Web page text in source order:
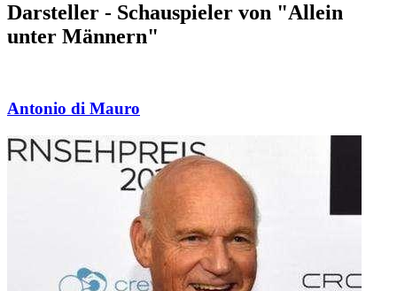
Darsteller - Schauspieler von "Allein
unter Männern"
Antonio di Mauro